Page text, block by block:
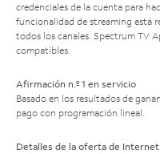
credenciales de la cuenta para
funcionalidad de streaming está
todos los canales. Spectrum TV
compatibles.
Afirmación n.º 1 en servicio
Basado en los resultados de
pago con programación lineal.
Detalles de la oferta de Internet